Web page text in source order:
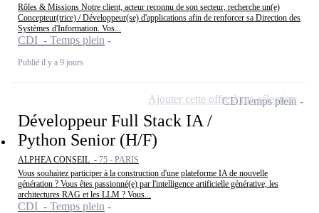
Rôles & Missions Notre client, acteur reconnu de son secteur, recherche un(e)
Concepteur(trice) / Développeur(se) d'applications afin de renforcer sa Direction des
Systèmes d'Information. Vos...
CDI - Temps plein
Publié il y a 9 jours
Développeur Full Stack IA /
Python Senior (H/F)
ALPHEA CONSEIL - 75 - PARIS
Vous souhaitez participer à la construction d'une plateforme IA de nouvelle
génération ? Vous êtes passionné(e) par l'intelligence artificielle générative, les
architectures RAG et les LLM ? Vous...
CDI - Temps plein
CDITemps plein
Ajouter cette offre à ma sélection